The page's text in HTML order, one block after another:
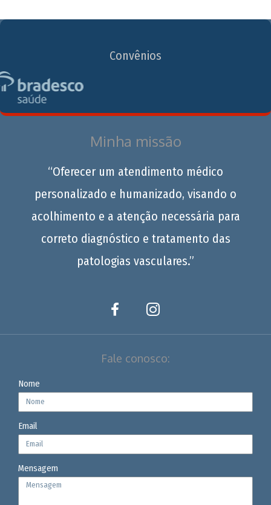
Convênios
Minha missão
“Oferecer um atendimento médico
personalizado e humanizado, visando o
acolhimento e a atenção necessária para
correto diagnóstico e tratamento das
patologias vasculares.”
Fale conosco:
Nome
Email
Mensagem